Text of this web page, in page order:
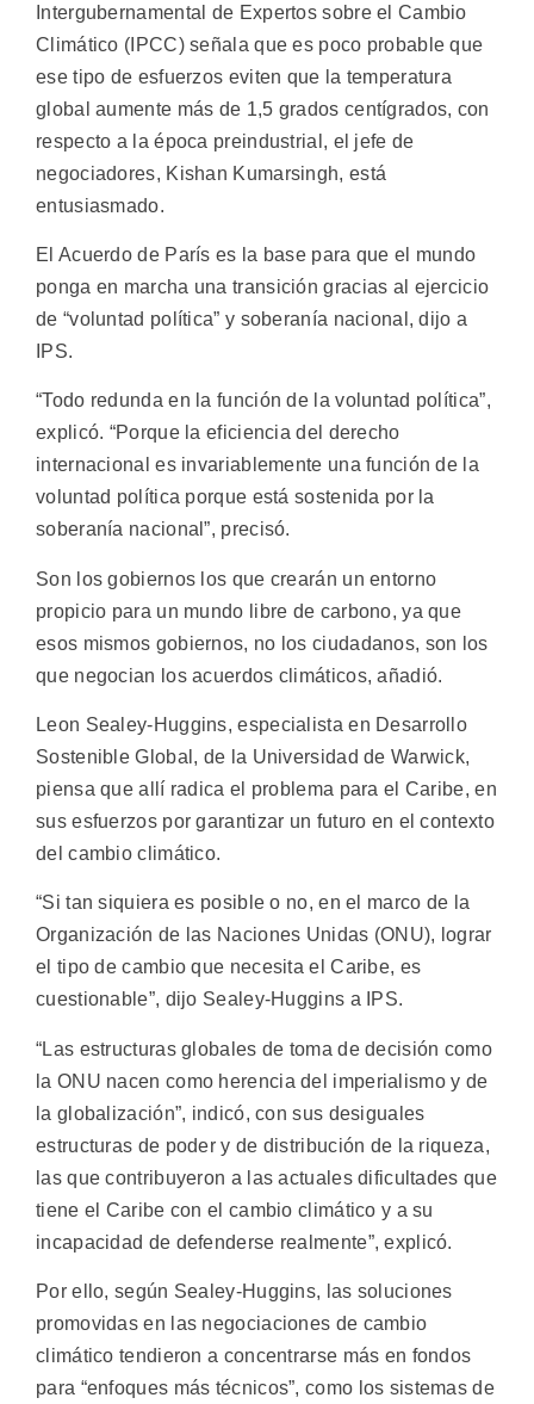
Intergubernamental de Expertos sobre el Cambio
Climático (IPCC) señala que es poco probable que
ese tipo de esfuerzos eviten que la temperatura
global aumente más de 1,5 grados centígrados, con
respecto a la época preindustrial, el jefe de
negociadores, Kishan Kumarsingh, está
entusiasmado.
El Acuerdo de París es la base para que el mundo
ponga en marcha una transición gracias al ejercicio
de “voluntad política” y soberanía nacional, dijo a
IPS.
“Todo redunda en la función de la voluntad política”,
explicó. “Porque la eficiencia del derecho
internacional es invariablemente una función de la
voluntad política porque está sostenida por la
soberanía nacional”, precisó.
Son los gobiernos los que crearán un entorno
propicio para un mundo libre de carbono, ya que
esos mismos gobiernos, no los ciudadanos, son los
que negocian los acuerdos climáticos, añadió.
Leon Sealey-Huggins, especialista en Desarrollo
Sostenible Global, de la Universidad de Warwick,
piensa que allí radica el problema para el Caribe, en
sus esfuerzos por garantizar un futuro en el contexto
del cambio climático.
“Si tan siquiera es posible o no, en el marco de la
Organización de las Naciones Unidas (ONU), lograr
el tipo de cambio que necesita el Caribe, es
cuestionable”, dijo Sealey-Huggins a IPS.
“Las estructuras globales de toma de decisión como
la ONU nacen como herencia del imperialismo y de
la globalización”, indicó, con sus desiguales
estructuras de poder y de distribución de la riqueza,
las que contribuyeron a las actuales dificultades que
tiene el Caribe con el cambio climático y a su
incapacidad de defenderse realmente”, explicó.
Por ello, según Sealey-Huggins, las soluciones
promovidas en las negociaciones de cambio
climático tendieron a concentrarse más en fondos
para “enfoques más técnicos”, como los sistemas de